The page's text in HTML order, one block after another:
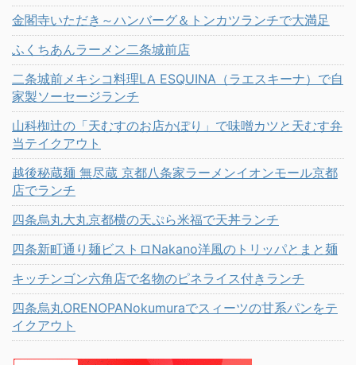
金閣寺いただき～ハンバーグ＆トンカツランチで大満足
ふくちあんラーメン二条城前店
二条城前メキシコ料理LA ESQUINA（ラエスキーナ）で自
家製ソーセージランチ
山科椥辻の「天むすのお店かぽり」で味噌カツと天むす弁
当テイクアウト
越後秘蔵麺 無尽蔵 京都八条家ラーメンイオンモール京都
店でランチ
四条烏丸大丸京都横の天ぷら米福で天丼ランチ
四条新町通り麺ビストロNakano洋風のトリッパとまと麺
キッチンゴン六角店で名物のピネライス付きランチ
四条烏丸ORENOPANokumuraでスィーツの甘系パンをテ
イクアウト